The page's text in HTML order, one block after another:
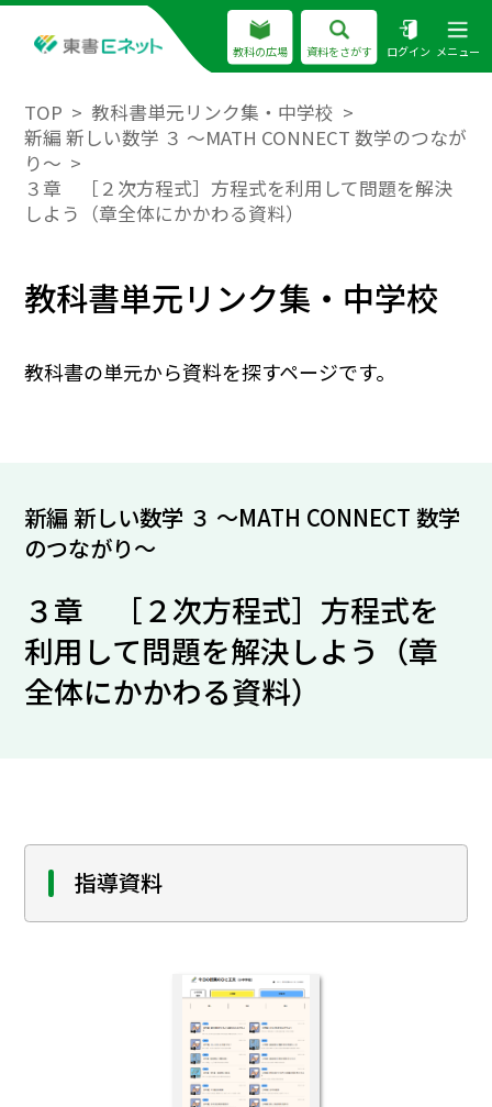
教科の広場 資料をさがす ログイン メニュー
TOP
教科書単元リンク集・中学校
新編 新しい数学 ３ ～MATH CONNECT 数学のつなが
り～
３章 ［２次方程式］方程式を利用して問題を解決
しよう（章全体にかかわる資料）
教科書単元リンク集・中学校
教科書の単元から資料を探すページです。
新編 新しい数学 ３ ～MATH CONNECT 数学
のつながり～
３章 ［２次方程式］方程式を
利用して問題を解決しよう（章
全体にかかわる資料）
指導資料